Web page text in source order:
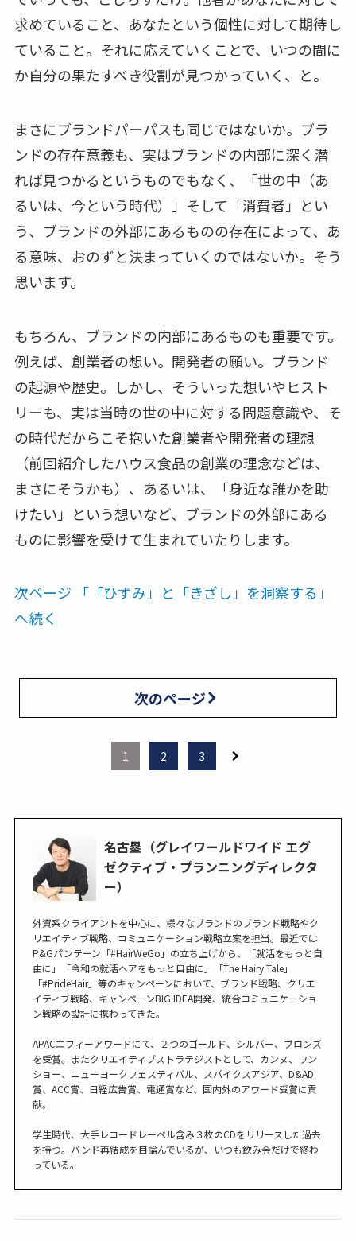
求めていること、あなたという個性に対して期待し
ていること。それに応えていくことで、いつの間に
か自分の果たすべき役割が見つかっていく、と。
まさにブランドパーパスも同じではないか。ブラ
ンドの存在意義も、実はブランドの内部に深く潜
れば見つかるというものでもなく、「世の中（あ
るいは、今という時代）」そして「消費者」とい
う、ブランドの外部にあるものの存在によって、あ
る意味、おのずと決まっていくのではないか。そう
思います。
もちろん、ブランドの内部にあるものも重要です。
例えば、創業者の想い。開発者の願い。ブランド
の起源や歴史。しかし、そういった想いやヒスト
リーも、実は当時の世の中に対する問題意識や、そ
の時代だからこそ抱いた創業者や開発者の理想
（前回紹介したハウス食品の創業の理念などは、
まさにそうかも）、あるいは、「身近な誰かを助
けたい」という想いなど、ブランドの外部にある
ものに影響を受けて生まれていたりします。
次ページ 「「ひずみ」と「きざし」を洞察する」
へ続く
次のページ
1 2 3
名古塁（グレイワールドワイド エグ
ゼクティブ・プランニングディレクタ
ー）
外資系クライアントを中心に、様々なブランドのブランド戦略やク
リエイティブ戦略、コミュニケーション戦略立案を担当。最近では
P&Gパンテーン「#HairWeGo」の立ち上げから、「就活をもっと自
由に」「令和の就活ヘアをもっと自由に」「The Hairy Tale」
「#PrideHair」等のキャンペーンにおいて、ブランド戦略、クリエ
イティブ戦略、キャンペーンBIG IDEA開発、統合コミュニケーショ
ン戦略の設計に携わってきた。
APACエフィーアワードにて、２つのゴールド、シルバー、ブロンズ
を受賞。またクリエイティブストラテジストとして、カンヌ、ワン
ショー、ニューヨークフェスティバル、スパイクスアジア、D&AD
賞、ACC賞、日経広告賞、電通賞など、国内外のアワード受賞に貢
献。
学生時代、大手レコードレーベル含み３枚のCDをリリースした過去
を持つ。バンド再結成を目論んでいるが、いつも飲み会だけで終わ
っている。